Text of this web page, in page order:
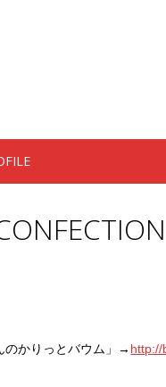
のかりっとバウム」→ http://